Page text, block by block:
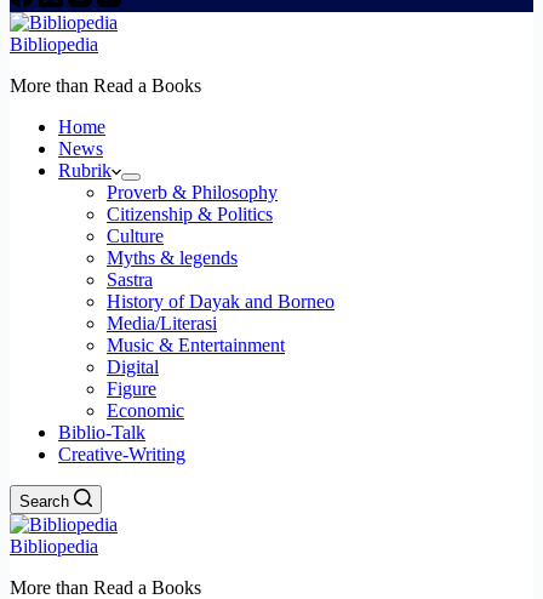
Bibliopedia
More than Read a Books
Home
News
Rubrik
Proverb & Philosophy
Citizenship & Politics
Culture
Myths & legends
Sastra
History of Dayak and Borneo
Media/Literasi
Music & Entertainment
Digital
Figure
Economic
Biblio-Talk
Creative-Writing
Search
Bibliopedia
More than Read a Books